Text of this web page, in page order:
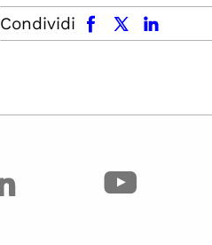
Condividi
facebook x.com linkedin